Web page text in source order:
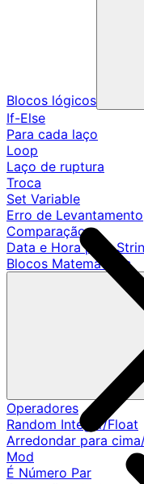
Blocos lógicos
If-Else
Para cada laço
Loop
Laço de ruptura
Troca
Set Variable
Erro de Levantamento
Comparação
Data e Hora para
Blocos Matemáticos
Operadores
Random Integer/Float
Arredondar para
Mod
É Número Par